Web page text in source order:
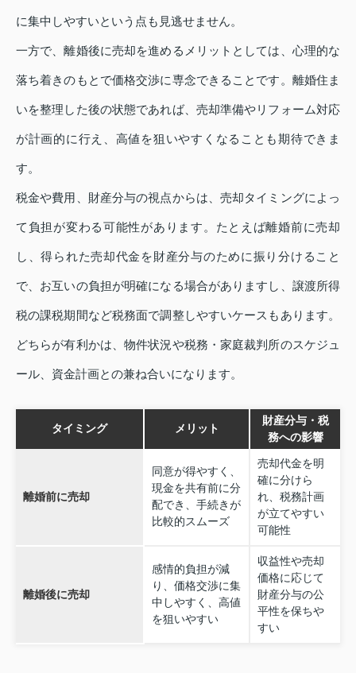
に集中しやすいという点も見逃せません。
一方で、離婚後に売却を進めるメリットとしては、心理的な
落ち着きのもとで価格交渉に専念できることです。離婚住ま
いを整理した後の状態であれば、売却準備やリフォーム対応
が計画的に行え、高値を狙いやすくなることも期待できま
す。
税金や費用、財産分与の視点からは、売却タイミングによっ
て負担が変わる可能性があります。たとえば離婚前に売却
し、得られた売却代金を財産分与のために振り分けること
で、お互いの負担が明確になる場合がありますし、譲渡所得
税の課税期間など税務面で調整しやすいケースもあります。
どちらが有利かは、物件状況や税務・家庭裁判所のスケジュ
ール、資金計画との兼ね合いになります。
タイミング メリット
財産分与・税
務への影響
離婚前に売却
同意が得やすく、
現金を共有前に分
配でき、手続きが
比較的スムーズ
売却代金を明
確に分けら
れ、税務計画
が立てやすい
可能性
離婚後に売却
感情的負担が減
り、価格交渉に集
中しやすく、高値
を狙いやすい
収益性や売却
価格に応じて
財産分与の公
平性を保ちや
すい